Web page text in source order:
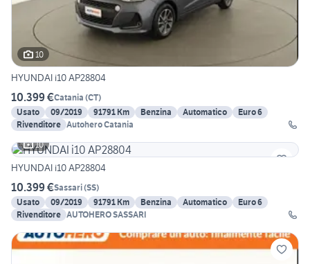
10
HYUNDAI i10 AP28804
10.399 €Catania (CT)
Usato
09/2019 91791 Km Benzina Automatico
Euro 6
Rivenditore Autohero Catania
10
HYUNDAI i10 AP28804
10.399 €Sassari(SS)
Usato
09/2019 91791 Km Benzina Automatico
Euro 6
Rivenditore AUTOHERO SASSARI